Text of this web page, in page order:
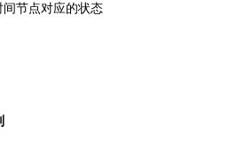
间节点对应的状态